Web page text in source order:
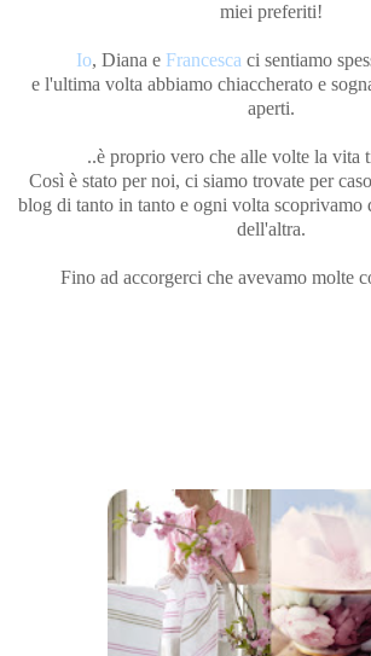
miei preferiti!
Io, Diana e Francesca ci sentiamo
e l'ultima volta abbiamo chiaccherato e
aperti.
..è proprio vero che alle volte la vita
Così è stato per noi, ci siamo trovate per
blog di tanto in tanto e ogni volta scoprivamo
dell'altra.
Fino ad accorgerci che avevamo molte